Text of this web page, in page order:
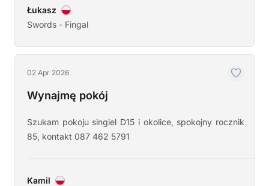
Łukasz
Swords - Fingal
02 Apr 2026
Wynajmę pokój
Szukam pokoju singiel D15 i okolice, spokojny rocznik
85, kontakt 087 462 5791
Kamil